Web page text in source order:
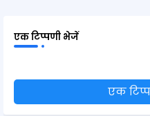
एक टिप्पणी भेजें
एक